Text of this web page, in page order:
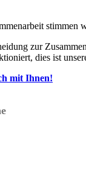
stimmen
zur
dies ist
mit Ihnen!